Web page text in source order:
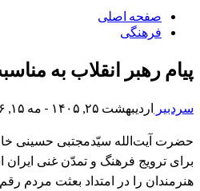
صفحه اصلی
فرهنگی
پیام رهبر انقلاب به
سردبیر اردیبهشت ۲۵, ۱۴۰۵ - مه ۱۵, ۲۰۲۶
حضرت آیت‌الله سیّدمجتبی حسینی
برای ترویج فرهنگ و تمدّن غنی
هنرمندان را در امتداد بعثت مردم